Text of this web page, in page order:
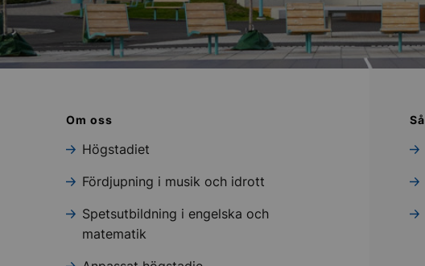
Om oss
Högstadiet
Fördjupning i musik och idrott
Spetsutbildning i engelska och
matematik